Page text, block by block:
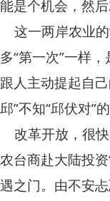
能是个机会，然
这一两岸农业的
多“第一次”一样
跟人主动提起自
邱”不知“邱伏对”的
改革开放，很
农台商赴大陆投
遇之门。由不安